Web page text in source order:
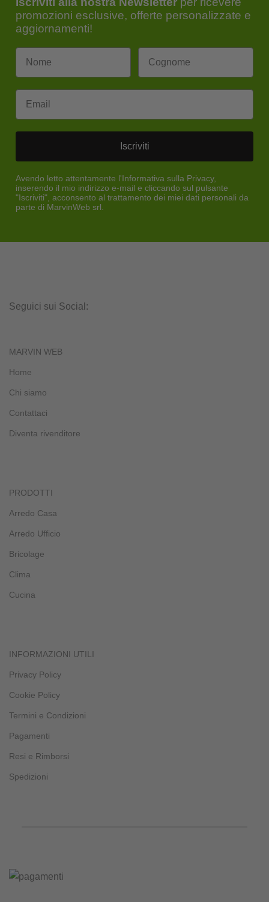
promozioni esclusive, offerte personalizzate e
aggiornamenti!
Email
Iscriviti
Avendo letto attentamente l'Informativa sulla Privacy,
inserendo il mio indirizzo e-mail e cliccando sul pulsante
"Iscriviti", acconsento al trattamento dei miei dati personali da
parte di MarvinWeb srl.
Seguici sui Social:
MARVIN WEB
Home
Chi siamo
Contattaci
Diventa rivenditore
PRODOTTI
Arredo Casa
Arredo Ufficio
Bricolage
Clima
Cucina
INFORMAZIONI UTILI
Privacy Policy
Cookie Policy
Termini e Condizioni
Pagamenti
Resi e Rimborsi
Spedizioni